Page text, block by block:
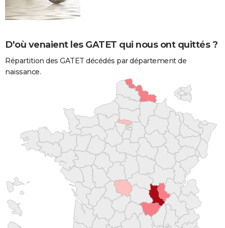
D'où venaient les GATET qui nous ont quittés ?
Répartition des GATET décédés par département de
naissance.